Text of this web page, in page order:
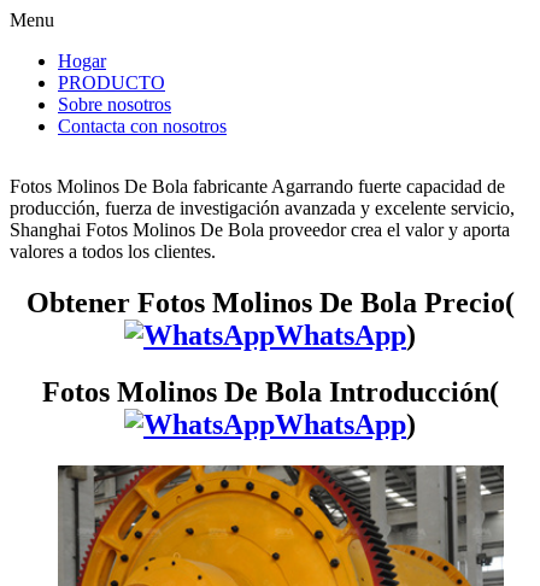
Menu
Hogar
PRODUCTO
Sobre nosotros
Contacta con nosotros
Fotos Molinos De Bola fabricante Agarrando fuerte capacidad de
producción, fuerza de investigación avanzada y excelente servicio,
Shanghai Fotos Molinos De Bola proveedor crea el valor y aporta
valores a todos los clientes.
Obtener Fotos Molinos De Bola Precio(
WhatsApp)
Fotos Molinos De Bola Introducción(
WhatsApp)